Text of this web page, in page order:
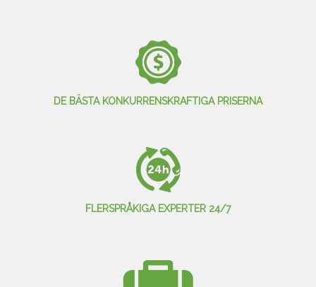
DE BÄSTA KONKURRENSKRAFTIGA PRISERNA
FLERSPRÅKIGA EXPERTER 24/7